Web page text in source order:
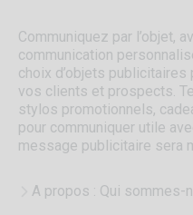
Communiquez par l’objet,
communication
choix d’objets publicitaires
vos clients et prospects.
stylos promotionnels,
pour communiquer utile
message publicitaire sera
A propos : Qui sommes-